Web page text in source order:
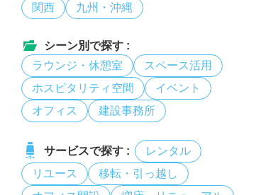
関西
九州・沖縄
シーン別で探す :
ラウンジ・休憩室
スペース活用
ホスピタリティ空間
イベント
オフィス
建設事務所
サービスで探す :
レンタル
リユース
移転・引っ越し